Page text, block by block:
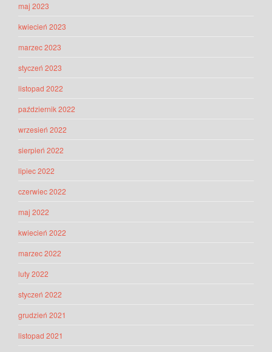
maj 2023
kwiecień 2023
marzec 2023
styczeń 2023
listopad 2022
październik 2022
wrzesień 2022
sierpień 2022
lipiec 2022
czerwiec 2022
maj 2022
kwiecień 2022
marzec 2022
luty 2022
styczeń 2022
grudzień 2021
listopad 2021